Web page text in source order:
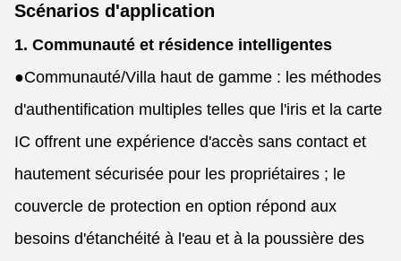
Scénarios d'application
1. Communauté et résidence intelligentes
●Communauté/Villa haut de gamme : les méthodes
d'authentification multiples telles que l'iris et la carte
IC offrent une expérience d'accès sans contact et
hautement sécurisée pour les propriétaires ; le
couvercle de protection en option répond aux
besoins d'étanchéité à l'eau et à la poussière des